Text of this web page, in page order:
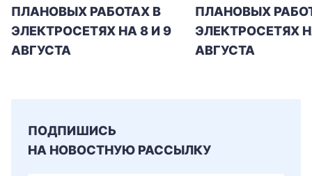
ПЛАНОВЫХ РАБОТАХ В
ЭЛЕКТРОСЕТЯХ НА 8 И 9
АВГУСТА
ПЛАНОВЫХ
ЭЛЕКТРОСЕТЯХ
АВГУСТА
ПОДПИШИСЬ
НА НОВОСТНУЮ РАССЫЛКУ